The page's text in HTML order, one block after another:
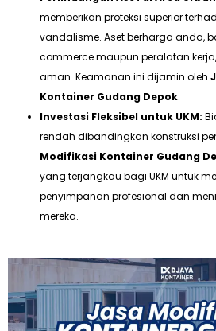
memberikan proteksi superior
vandalisme. Aset berharga anda,
commerce maupun peralatan
aman. Keamanan ini dijamin oleh
Kontainer Gudang Depok.
Investasi Fleksibel untuk UKM:
rendah dibandingkan konstruksi
Modifikasi Kontainer Gudang
yang terjangkau bagi UKM untuk
penyimpanan profesional dan
mereka.